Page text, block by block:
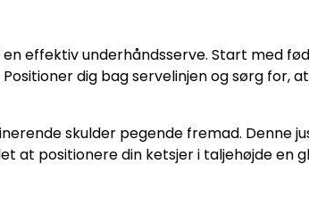
effektiv underhåndsserve. Start med
dig bag servelinjen og sørg for,
skulder pegende fremad. Denne
at positionere din ketsjer i taljehøjde en